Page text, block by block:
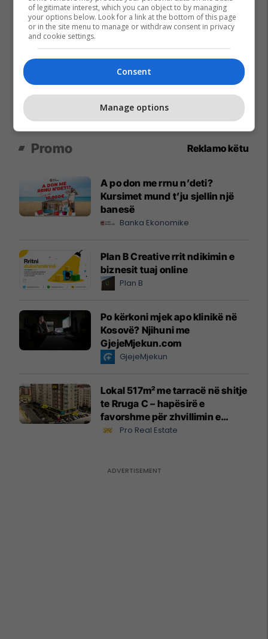
Promo Reklamo këtu
A po don me rrnu n’deti?
Kursimet mund t’ju sjellin një
banesë
Banka Ekonomike
Plan B Creative rrit ndikimin e
biznesit tuaj online
Plan B
Po kërkoni mjek apo klinikë në
Kosovë? Njihuni me
GjejeMjekun.com
GjejeMjekun
Lokal 517m² me tarracë në shitje
te Rruga C – hapësirë e
favorshme për zhvillimin e
biznesit #15796
Pro Real Estate
of legitimate interest, which you can object to by managing
your options below. Look for a link at the bottom of this page
or in the site menu to manage or withdraw consent in privacy
and cookie settings.
Consent
Manage options